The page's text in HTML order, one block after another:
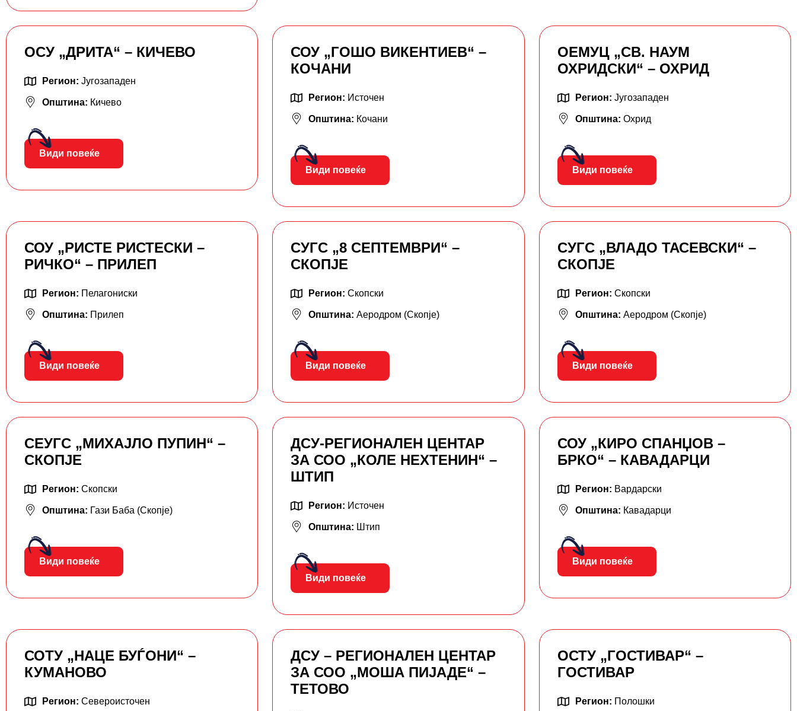
ОСУ „ДРИТА“ – КИЧЕВО
Регион: Југозападен
Општина: Кичево
Види повеќе
СОУ „ГОШО ВИКЕНТИЕВ“ –
КОЧАНИ
Регион: Источен
Општина: Кочани
Види повеќе
ОЕМУЦ „СВ. НАУМ
ОХРИДСКИ“ – ОХРИД
Регион: Југозападен
Општина: Охрид
Види повеќе
СОУ „РИСТЕ РИСТЕСКИ –
РИЧКО“ – ПРИЛЕП
Регион: Пелагониски
Општина: Прилеп
Види повеќе
СУГС „8 СЕПТЕМВРИ“ –
СКОПЈЕ
Регион:Скопски
Општина:Аеродром (Скопје)
Види повеќе
СУГС „ВЛАДО ТАСЕВСКИ“ –
СКОПЈЕ
Регион: Скопски
Општина: Аеродром (Скопје)
Види повеќе
СЕУГС „МИХАЈЛО ПУПИН“ –
СКОПЈЕ
Регион: Скопски
Општина: Гази Баба (Скопје)
Види повеќе
ДСУ-РЕГИОНАЛЕН ЦЕНТАР
ЗА СОО „КОЛЕ НЕХТЕНИН“ –
ШТИП
Регион: Источен
Општина: Штип
Види повеќе
СОУ „КИРО СПАНЏОВ –
БРКО“ – КАВАДАРЦИ
Регион: Вардарски
Општина: Кавадарци
Види повеќе
СОТУ „НАЦЕ БУЃОНИ“ –
КУМАНОВО
Регион: Североисточен
ДСУ – РЕГИОНАЛЕН ЦЕНТАР
ЗА СОО „МОША ПИЈАДЕ“ –
ТЕТОВО
ОСТУ „ГОСТИВАР“ –
ГОСТИВАР
Регион: Полошки